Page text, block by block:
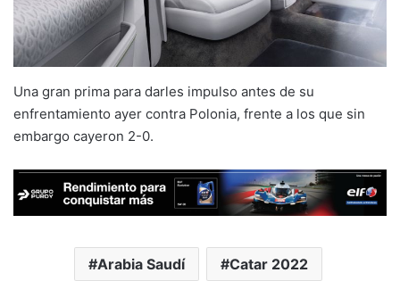
Una gran prima para darles impulso antes de su
enfrentamiento ayer contra Polonia, frente a los que sin
embargo cayeron 2-0.
Arabia Saudí Catar 2022